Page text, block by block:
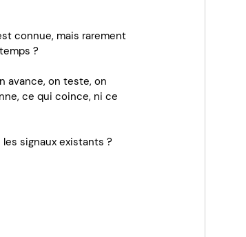
connue, mais rarement
?
avance, on teste, on
ce qui coince, ni ce
signaux existants ?